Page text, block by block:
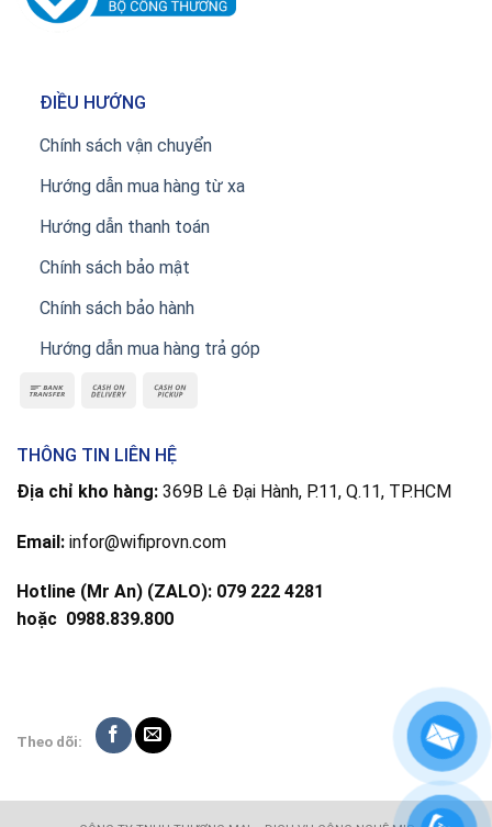
ĐIỀU HƯỚNG
Chính sách vận chuyển
Hướng dẫn mua hàng từ xa
Hướng dẫn thanh toán
Chính sách bảo mật
Chính sách bảo hành
Hướng dẫn mua hàng trả góp
THÔNG TIN LIÊN HỆ
Địa chỉ kho hàng: 369B Lê Đại Hành, P.11, Q.11, TP.HCM
Email: infor@wifiprovn.com
Hotline (Mr An) (ZALO): 079 222 4281
hoặc 0988.839.800
Theo dõi: